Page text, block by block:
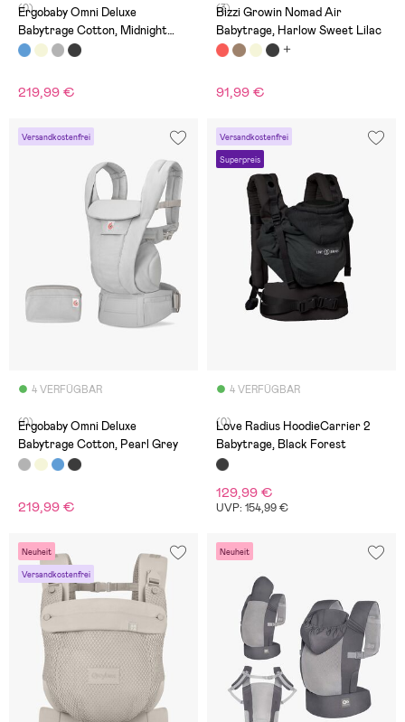
(0)
Ergobaby Omni Deluxe
Babytrage Cotton, Midnight
Blue
219,99 €
(3)
Bizzi Growin Nomad Air
Babytrage, Harlow Sweet Lilac
91,99 €
Versandkostenfrei
4 VERFÜGBAR
(0)
Ergobaby Omni Deluxe
Babytrage Cotton, Pearl Grey
219,99 €
Versandkostenfrei
Superpreis
4 VERFÜGBAR
(0)
Love Radius HoodieCarrier 2
Babytrage, Black Forest
129,99 €
UVP: 154,99 €
Neuheit
Versandkostenfrei
Neuheit